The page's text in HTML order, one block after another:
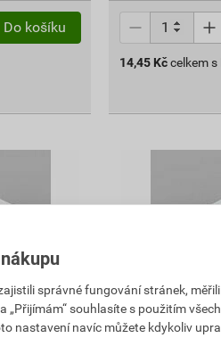
Do košíku
14,45 Kčcelkem s
správné fungování stránek, měřili
souhlasíte s použitím
nastavení navíc můžete kdykoliv